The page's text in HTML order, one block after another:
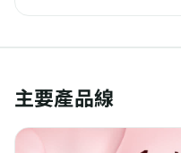
主要產品線